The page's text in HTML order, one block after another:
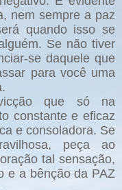
nem sempre a paz
quando isso se
Se não tiver
se daquele que
para você uma
que só na
constante e eficaz
e consoladora. Se
peça ao
tal sensação,
e a bênção da PAZ